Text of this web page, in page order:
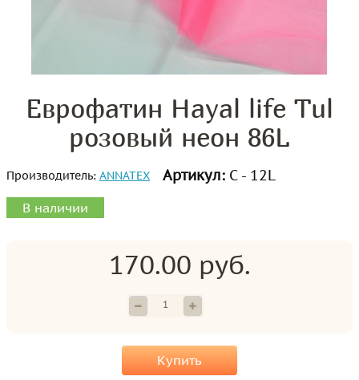
Еврофатин Hayal life Tul
розовый неон 86L
Производитель: ANNATEX Артикул: С - 12L
В наличии
170.00 руб.
Купить